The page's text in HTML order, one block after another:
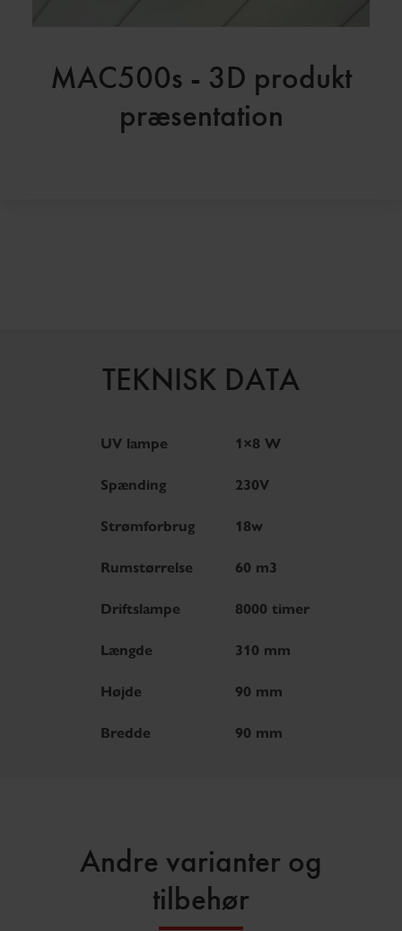
MAC500s - 3D produkt
præsentation
TEKNISK DATA
UV lampe
Spænding
Strømforbrug
Rumstørrelse
1×8 W
230V
18w
60 m3
Driftslampe
Længde
Højde
Bredde
8000 timer
310 mm
90 mm
90 mm
Andre varianter og
tilbehør